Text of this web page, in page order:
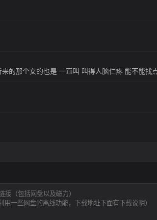
的那个女的也是 一直叫 叫得人脑仁疼 能不能找